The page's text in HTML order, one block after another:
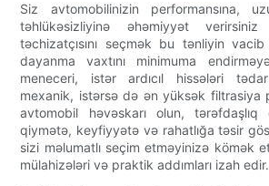
Siz avtomobilinizin performansına,
təhlükəsizliyinə əhəmiyyət
təchizatçısını seçmək bu tənliyin
dayanma vaxtını minimuma
meneceri, istər ardıcıl hissələri
mexanik, istərsə də ən yüksək filtrasiya
avtomobil həvəskarı olun, tərəfdaşlıq
qiymətə, keyfiyyətə və rahatlığa təsir
sizi məlumatlı seçim etməyinizə kömək
mülahizələri və praktik addımları izah edir.